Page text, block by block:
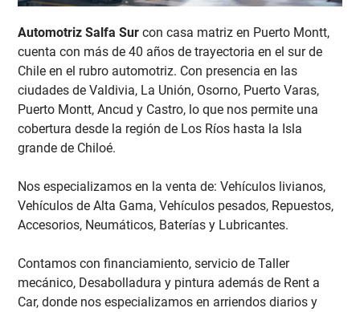
Automotriz Salfa Sur con casa matriz en Puerto Montt,
cuenta con más de 40 años de trayectoria en el sur de
Chile en el rubro automotriz. Con presencia en las
ciudades de Valdivia, La Unión, Osorno, Puerto Varas,
Puerto Montt, Ancud y Castro, lo que nos permite una
cobertura desde la región de Los Ríos hasta la Isla
grande de Chiloé.
Nos especializamos en la venta de: Vehículos livianos,
Vehículos de Alta Gama, Vehículos pesados, Repuestos,
Accesorios, Neumáticos, Baterías y Lubricantes.
Contamos con financiamiento, servicio de Taller
mecánico, Desabolladura y pintura además de Rent a
Car, donde nos especializamos en arriendos diarios y